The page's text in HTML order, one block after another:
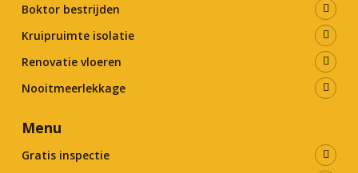
Boktor bestrijden
Kruipruimte isolatie
Renovatie vloeren
Nooitmeerlekkage
Menu
Gratis inspectie